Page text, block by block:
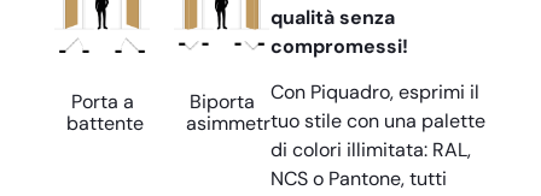
Porta a
battente
Biporta
asimmetrica
qualità senza
compromessi!
Con Piquadro, esprimi il
tuo stile con una palette
di colori illimitata: RAL,
NCS o Pantone, tutti